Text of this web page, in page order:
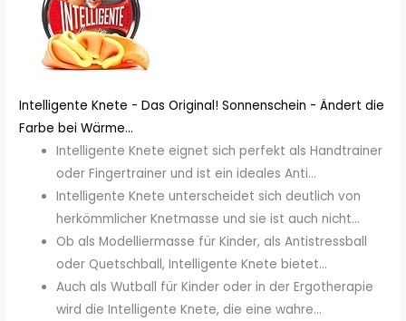
Intelligente Knete - Das Original! Sonnenschein - Ändert die
Farbe bei Wärme...
Intelligente Knete eignet sich perfekt als Handtrainer
oder Fingertrainer und ist ein ideales Anti...
Intelligente Knete unterscheidet sich deutlich von
herkömmlicher Knetmasse und sie ist auch nicht...
Ob als Modelliermasse für Kinder, als Antistressball
oder Quetschball, Intelligente Knete bietet...
Auch als Wutball für Kinder oder in der Ergotherapie
wird die Intelligente Knete, die eine wahre...